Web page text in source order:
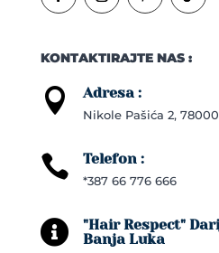
KONTAKTIRAJTE NAS :
 Adresa :
Nikole Pašića 2,
 Telefon :
*387 66 776 666

"Hair Respect"
Banja Luka